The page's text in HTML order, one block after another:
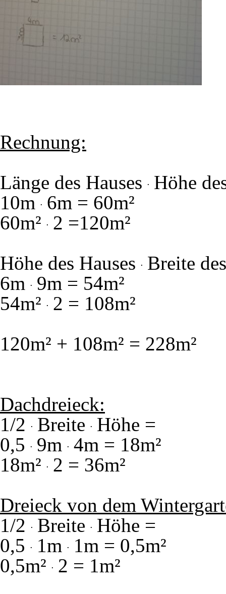
Rechnung:
Länge des Hauses Höhe
10m 6m = 60m²
60m² 2 =120m²
Höhe des Hauses Breite
6m 9m = 54m²
54m² 2 = 108m²
120m² + 108m² = 228m²
Dachdreieck:
1/2
Breite Höhe =
0,5
9m 4m = 18m²
18m² 2 = 36m²
Dreieck von dem
1/2
Breite Höhe =
0,5
1m
1m = 0,5m²
0,5m² 2 = 1m²